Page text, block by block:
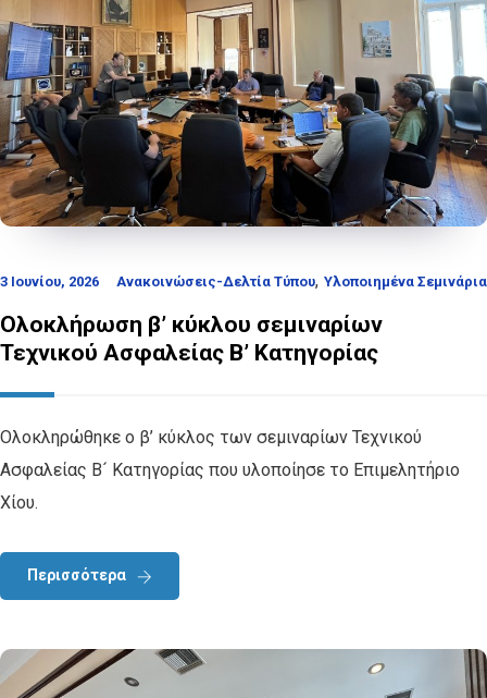
3 Ιουνίου, 2026 Ανακοινώσεις-Δελτία Τύπου, Υλοποιημένα Σεμινάρια
Ολοκλήρωση β’ κύκλου σεμιναρίων
Τεχνικού Ασφαλείας Β’ Κατηγορίας
Ολοκληρώθηκε ο β’ κύκλος των σεμιναρίων Τεχνικού
Ασφαλείας Β´ Κατηγορίας που υλοποίησε το Επιμελητήριο
Χίου.
Περισσότερα